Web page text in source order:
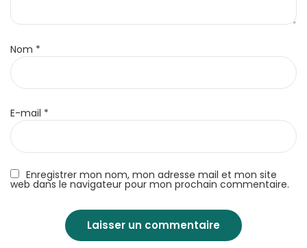
Enregistrer mon nom, mon adresse mail et mon site
web dans le navigateur pour mon prochain commentaire.
Nom *
E-mail *